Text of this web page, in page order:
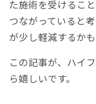
た施術を受けるこ
つながっていると
が少し軽減するか
この記事が、ハイ
ら嬉しいです。